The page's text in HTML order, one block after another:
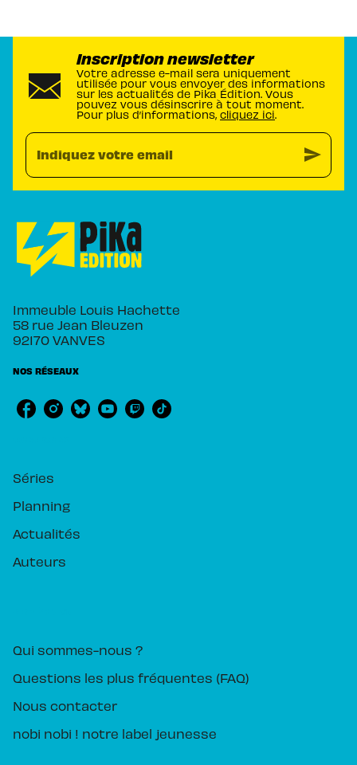
Inscription newsletter
Votre adresse e-mail sera uniquement
utilisée pour vous envoyer des informations
sur les actualités de Pika Édition. Vous
pouvez vous désinscrire à tout moment.
Pour plus d’informations, cliquez ici.
Indiquez votre email send
Immeuble Louis Hachette
58 rue Jean Bleuzen
92170 VANVES
NOS RÉSEAUX
Séries
Planning
Actualités
Auteurs
Qui sommes-nous ?
Questions les plus fréquentes (FAQ)
Nous contacter
nobi nobi ! notre label jeunesse